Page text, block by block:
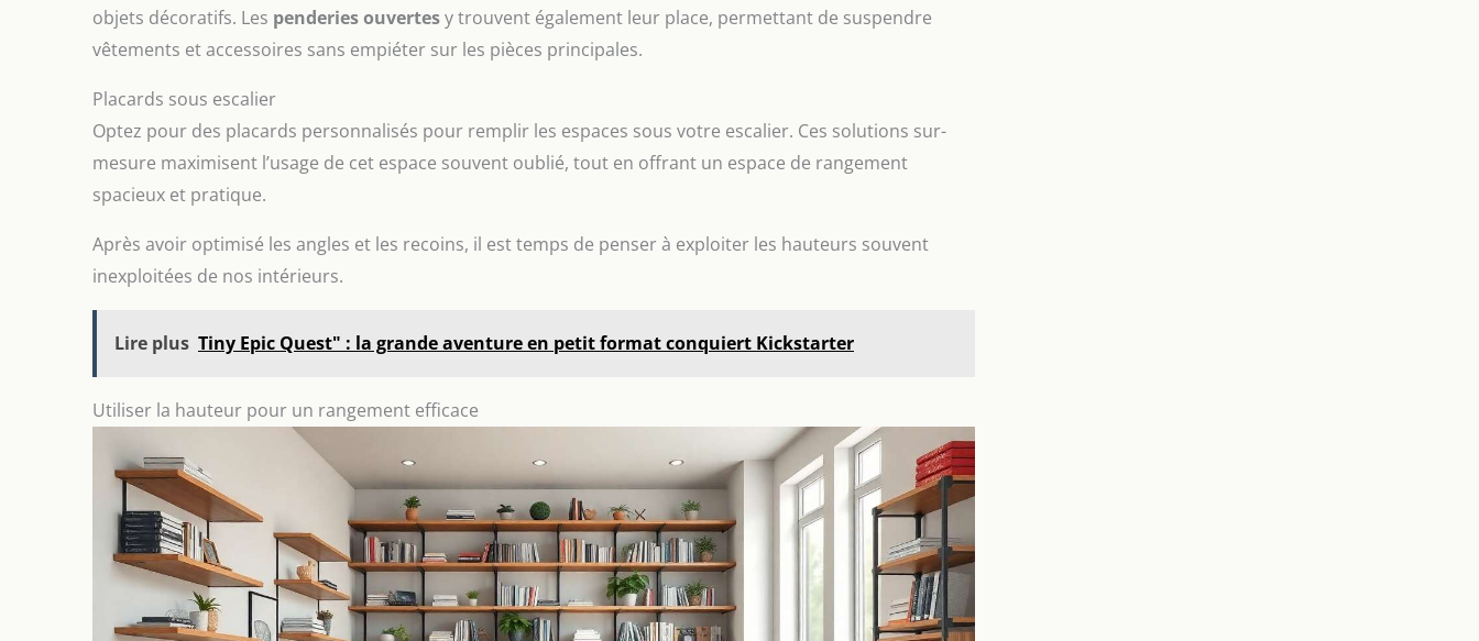
objets décoratifs. Les penderies ouvertesy trouvent également leur place, permettant de suspendre
vêtements et accessoires sans empiéter sur les pièces principales.
Placards sous escalier
Optez pour des placards personnalisés pour remplir les espaces sous votre escalier. Ces solutions sur-
mesure maximisent l’usage de cet espace souvent oublié, tout en offrant un espace de rangement
spacieux et pratique.
Après avoir optimisé les angles et les recoins, il est temps de penser à exploiter les hauteurs souvent
inexploitées de nos intérieurs.
Lire plus Tiny Epic Quest" : la grande aventure en petit format conquiert Kickstarter
Utiliser la hauteur pour un rangement efficace